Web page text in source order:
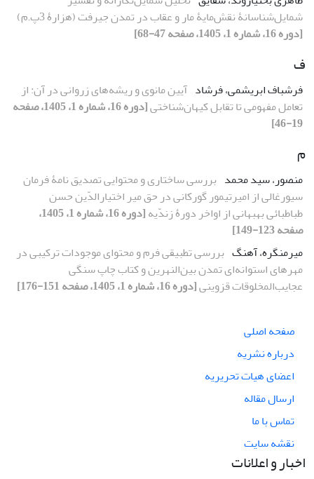
شمایل‌شناسانۀ نقش‌مایۀ مار و عقاب در تمدن جیرفت (هزارۀ 3پ.م)
[دوره 16، شماره 1، 1405، صفحه 47-68]
ف
فرشباف ابریشمی، فرشاد آیین مانوی و ریشه‌های زروانی در آن: از
تعامل مفهومی تا تقابل کیهان‌شناختی
[دوره 16، شماره 1، 1405، صفحه
19-46]
م
منصور، سید محمد بررسی ساختاری و محتوایی تصدیق نامۀ فرمان
سیورغالی از امیرتیمور گورکانی در حق میر اختیارالدّین حسن
طباطبائی بهبهانی از اواخر دورۀ زندّیه
[دوره 16، شماره 1، 1405،
صفحه 123-149]
میرمنگره، آهنگ بررسی تطبیقی فرم و محتوای موجودات ترکیبی در
مهرهای استوانه‌ای تمدن بین‌النهرین و کتاب چاپ سنگی
عجایب‌المخلوقات قزوینی[دوره 16، شماره 1، 1405، صفحه 151-176]
صفحه اصلی
درباره نشریه
اعضای هیات تحریریه
ارسال مقاله
تماس با ما
نقشه سایت
اخبار و اعلانات